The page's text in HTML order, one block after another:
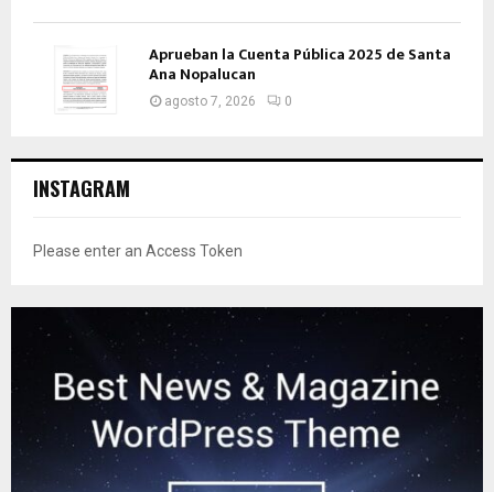
Aprueban la Cuenta Pública 2025 de Santa
Ana Nopalucan
agosto 7, 2026 0
INSTAGRAM
Please enter an Access Token